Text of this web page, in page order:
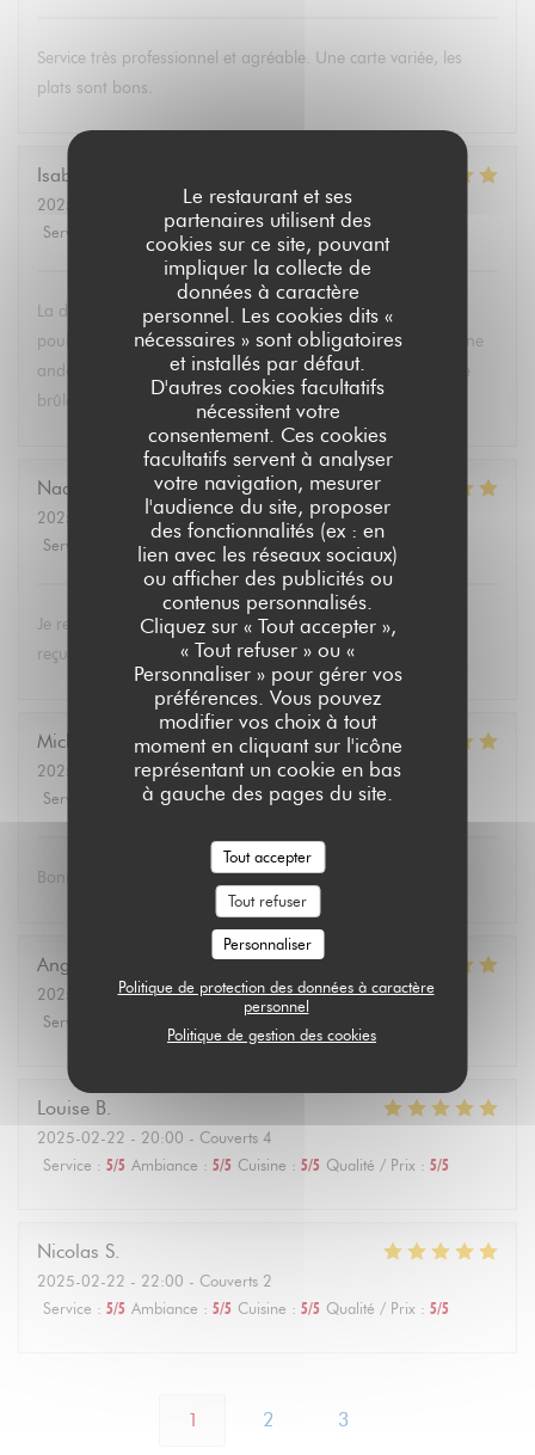
Le restaurant et ses
partenaires utilisent des
cookies sur ce site, pouvant
impliquer la collecte de
données à caractère
personnel. Les cookies dits «
nécessaires » sont obligatoires
et installés par défaut.
D'autres cookies facultatifs
nécessitent votre
consentement. Ces cookies
facultatifs servent à analyser
votre navigation, mesurer
l'audience du site, proposer
des fonctionnalités (ex : en
lien avec les réseaux sociaux)
ou afficher des publicités ou
contenus personnalisés.
Cliquez sur « Tout accepter »,
« Tout refuser » ou «
Personnaliser » pour gérer vos
préférences. Vous pouvez
modifier vos choix à tout
moment en cliquant sur l'icône
représentant un cookie en bas
à gauche des pages du site.
Tout accepter
Tout refuser
Personnaliser
Politique de protection des données à caractère
personnel
Politique de gestion des cookies
Service très professionnel et agréable. Une carte variée, les
plats sont bons.
Isabelle
2025-03-01
- 12:30 - Couverts 2
Service
Ambiance: 3/5 Cuisine: 5/5 Qualité / Prix
La daurade était délicieuse; la dernière fois j’avais goûté le
poulet au vin jaune qui était excellent. Mon convive a pris une
andouillette très appréciée . Les desserts délicieux : la crème
brûlée et la pana cotta !particulierement … Bravo !
Nadine
2025-02-28
- 12:15 - Couverts 3
Service
Ambiance /5 Cuisine Qualité / Prix
Je recommande le restaurant "Aux dès calés", toujours bien
reçus et c'est bon !!!!!!
Michaël
2025-02-24
- 19:00 - Couverts 6
Service
Ambiance: 5/5 Cuisine: 5/5 Qualité / Prix
Bonne nourriture. Bonne ambiance. Bons jeux.
Angélique
2025-02-23- 13:15 - Couverts 4
Service
Cuisine
Louise B
2025-02-22 - 20:00 - Couverts 4
Service : 5/5 Ambiance : 5/5 Cuisine : 5/5 Qualité / Prix : 5/5
Nicolas S
2025-02-22 - 22:00 - Couverts 2
Service : 5/5 Ambiance : 5/5 Cuisine : 5/5 Qualité / Prix : 5/5
1 2 3